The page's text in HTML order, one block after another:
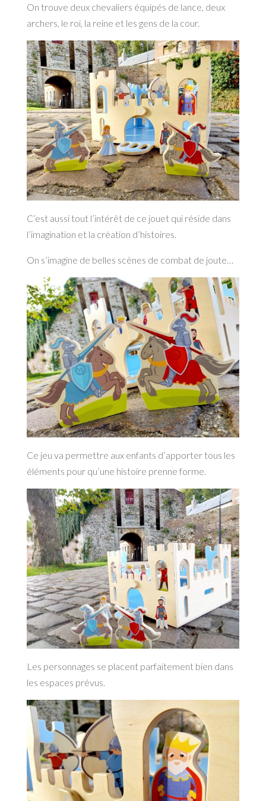
On trouve deux chevaliers équipés de lance, deux
archers, le roi, la reine et les gens de la cour.
C’est aussi tout l’intérêt de ce jouet qui réside dans
l’imagination et la création d’histoires.
On s’imagine de belles scènes de combat de joute…
Ce jeu va permettre aux enfants d’apporter tous les
éléments pour qu’une histoire prenne forme.
Les personnages se placent parfaitement bien dans
les espaces prévus.